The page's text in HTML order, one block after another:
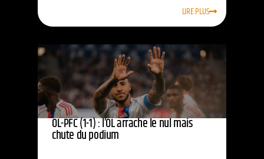
LIRE PLUS
OL-PFC (1-1) : l’OL arrache le nul mais
chute du podium